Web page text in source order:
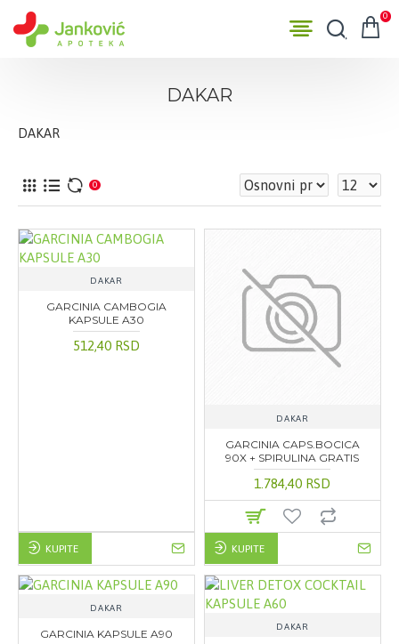
0
DAKAR
DAKAR
0
DAKAR
GARCINIA CAMBOGIA
KAPSULE A30
512,40 RSD
KUPITE
DAKAR
GARCINIA CAPS.BOCICA
90X + SPIRULINA GRATIS
1.784,40 RSD
KUPITE
DAKAR
GARCINIA KAPSULE A90
DAKAR